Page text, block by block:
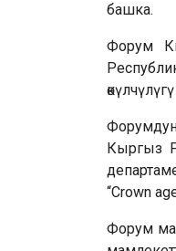
башка.
Форум
Кыргыз
“Crown
Форум